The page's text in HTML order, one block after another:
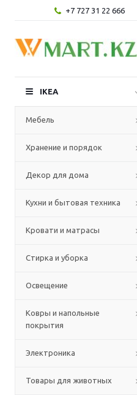
+7 727 31 22 666
IKEA
Мебель
Хранение и порядок
Декор для дома
Кухни и бытовая техника
Кровати и матрасы
Стирка и уборка
Освещение
Ковры и напольные
покрытия
Электроника
Товары для животных